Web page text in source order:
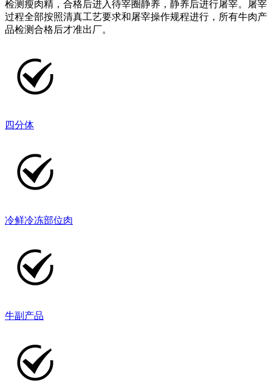
检测瘦肉精，合格后进入待宰圈静养，静养后进行屠宰。屠宰
过程全部按照清真工艺要求和屠宰操作规程进行，所有牛肉产
品检测合格后才准出厂。
四分体
冷鲜冷冻部位肉
牛副产品